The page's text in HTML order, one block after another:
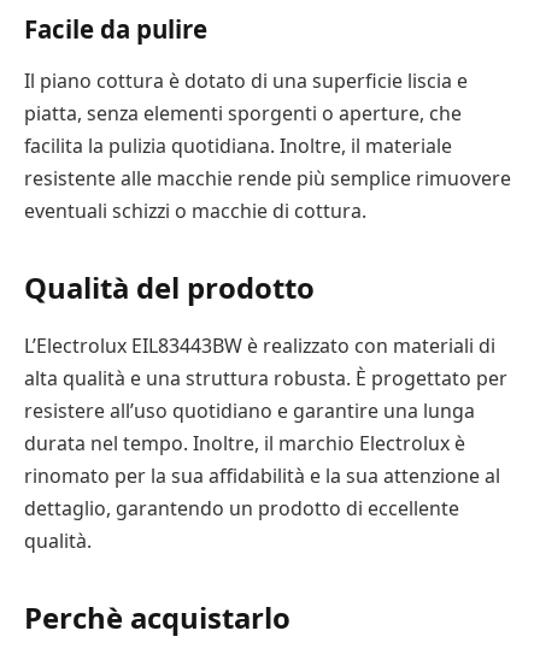
Facile da pulire
Il piano cottura è dotato di una superficie liscia e
piatta, senza elementi sporgenti o aperture, che
facilita la pulizia quotidiana. Inoltre, il materiale
resistente alle macchie rende più semplice rimuovere
eventuali schizzi o macchie di cottura.
Qualità del prodotto
L’Electrolux EIL83443BW è realizzato con materiali di
alta qualità e una struttura robusta. È progettato per
resistere all’uso quotidiano e garantire una lunga
durata nel tempo. Inoltre, il marchio Electrolux è
rinomato per la sua affidabilità e la sua attenzione al
dettaglio, garantendo un prodotto di eccellente
qualità.
Perchè acquistarlo